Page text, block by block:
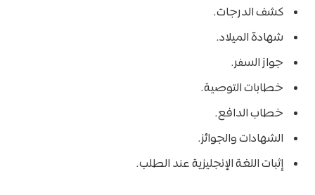
كشف الدرجات.
شهادة الميلاد.
جواز السفر.
خطابات التوصية.
خطاب الدافع.
الشهادات والجوائز.
إثبات اللغة الإنجليزية عند الطلب.